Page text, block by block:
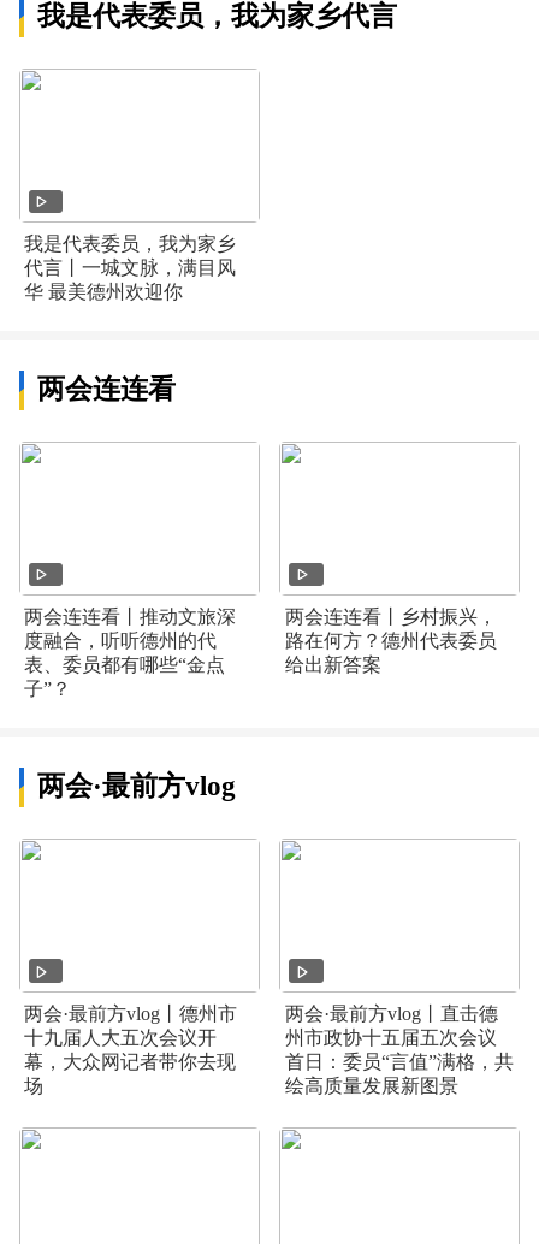
我是代表委员，我为家乡代言
我是代表委员，我为家乡
代言丨一城文脉，满目风
华 最美德州欢迎你
两会连连看
两会连连看丨推动文旅深
度融合，听听德州的代
表、委员都有哪些“金点
子”？
两会连连看丨乡村振兴，
路在何方？德州代表委员
给出新答案
两会·最前方vlog
两会·最前方vlog丨德州市
十九届人大五次会议开
幕，大众网记者带你去现
场
两会·最前方vlog丨直击德
州市政协十五届五次会议
首日：委员“言值”满格，共
绘高质量发展新图景